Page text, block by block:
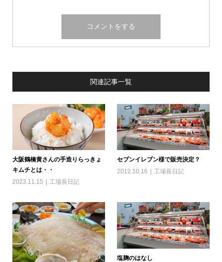
関連記事一覧
大阪鶴橋黄さんの手造りらっきょ
キムチとは・・
2023.11.15
工場長日記
セブンイレブン様で販売決定？
2012.10.16
工場長日記
塩麹のはなし